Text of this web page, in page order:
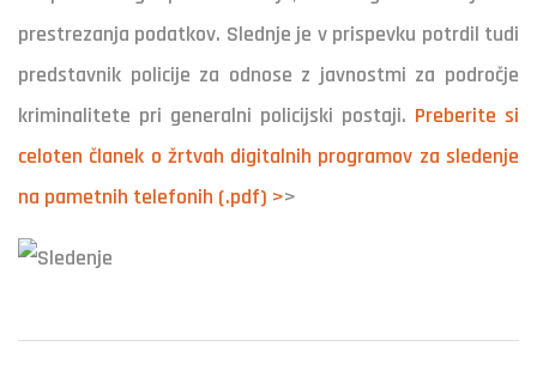
prestrezanja podatkov. Slednje je v prispevku potrdil tudi
predstavnik policije za odnose z javnostmi za področje
kriminalitete pri generalni policijski postaji. Preberite si
celoten članek o žrtvah digitalnih programov za sledenje
na pametnih telefonih (.pdf) >>